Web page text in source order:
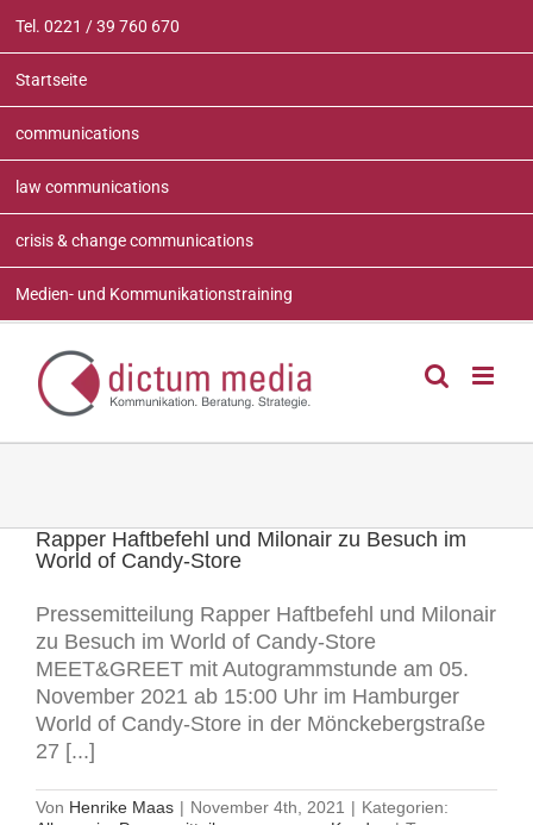
Inhalt
springen
Tel. 0221 / 39 760 670
Startseite
communications
law communications
crisis & change communications
Medien- und Kommunikationstraining
Rapper Haftbefehl und Milonair zu Besuch im
World of Candy-Store
Pressemitteilung Rapper Haftbefehl und Milonair
zu Besuch im World of Candy-Store
MEET&GREET mit Autogrammstunde am 05.
November 2021 ab 15:00 Uhr im Hamburger
World of Candy-Store in der Mönckebergstraße
27 [...]
Von Henrike Maas | November 4th, 2021 | Kategorien: